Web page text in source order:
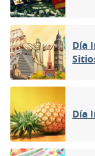
Día
Día